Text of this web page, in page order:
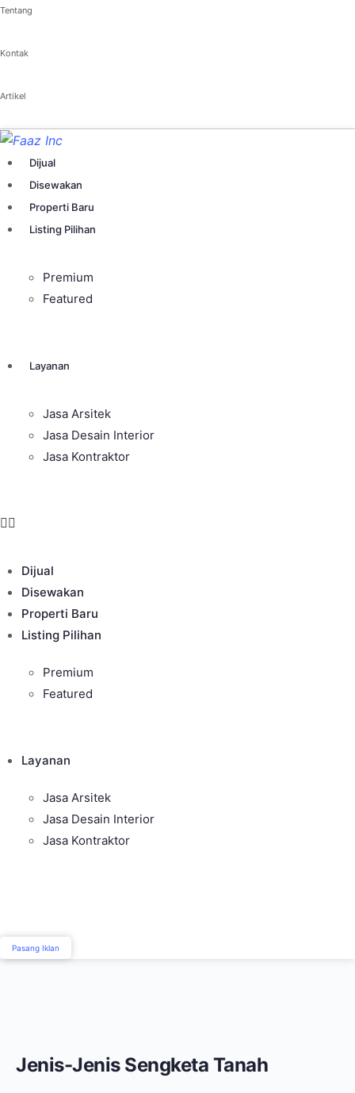
Tentang
Kontak
Artikel
Dijual
Disewakan
Properti Baru
Listing Pilihan
Premium
Featured
Layanan
Jasa Arsitek
Jasa Desain Interior
Jasa Kontraktor
Dijual
Disewakan
Properti Baru
Listing Pilihan
Premium
Featured
Layanan
Jasa Arsitek
Jasa Desain Interior
Jasa Kontraktor
Pasang Iklan
Jenis-Jenis Sengketa Tanah